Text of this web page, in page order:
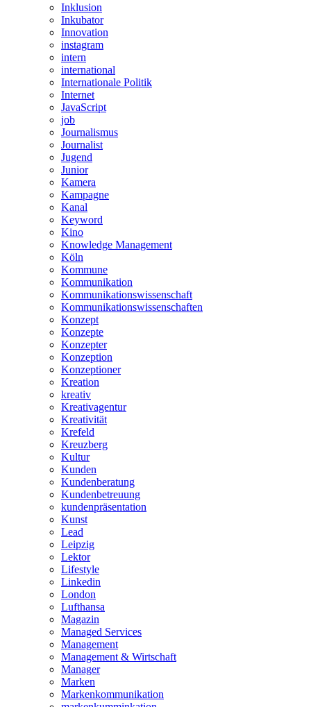
Inklusion
Inkubator
Innovation
instagram
intern
international
Internationale Politik
Internet
JavaScript
job
Journalismus
Journalist
Jugend
Junior
Kamera
Kampagne
Kanal
Keyword
Kino
Knowledge Management
Köln
Kommune
Kommunikation
Kommunikationswissenschaft
Kommunikationswissenschaften
Konzept
Konzepte
Konzepter
Konzeption
Konzeptioner
Kreation
kreativ
Kreativagentur
Kreativität
Krefeld
Kreuzberg
Kultur
Kunden
Kundenberatung
Kundenbetreuung
kundenpräsentation
Kunst
Lead
Leipzig
Lektor
Lifestyle
Linkedin
London
Lufthansa
Magazin
Managed Services
Management
Management & Wirtschaft
Manager
Marken
Markenkommunikation